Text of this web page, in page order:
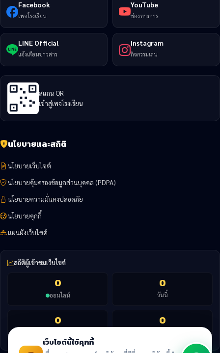
Facebook
เพจโรงเรียน
YouTube
ช่องทางการ
LINE Official
แจ้งเตือนข่าวสาร
Instagram
กิจกรรมเด่น
สแกน QR
เข้าสู่เพจโรงเรียน
นโยบายและสถิติ
นโยบายเว็บไซต์
นโยบายคุ้มครองข้อมูลส่วนบุคคล (PDPA)
นโยบายความมั่นคงปลอดภัย
นโยบายคุกกี้
แผนผังเว็บไซต์
สถิติผู้เข้าชมเว็บไซต์
0
ออนไลน์
0
วันนี้
0 0
เว็บไซต์นี้ใช้คุกกี้